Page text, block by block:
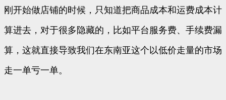
刚开始做店铺的时候，只知道把商品成本和运费成本计
算进去，对于很多隐藏的，比如平台服务费、手续费漏
算，这就直接导致我们在东南亚这个以低价走量的市场
走一单亏一单。